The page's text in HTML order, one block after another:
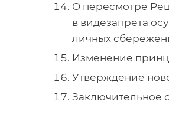
О пересмотре
в видезапрета
личных
Изменение
Утверждение
Заключительное